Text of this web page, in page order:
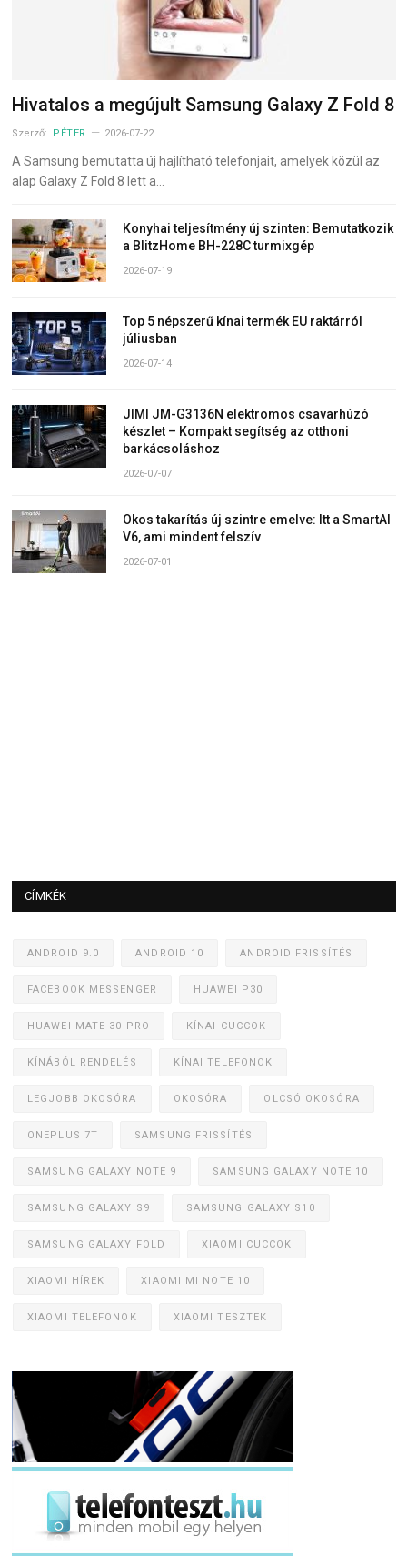
Hivatalos a megújult Samsung Galaxy Z Fold 8
Szerző: PÉTER 2026-07-22
A Samsung bemutatta új hajlítható telefonjait, amelyek közül az
alap Galaxy Z Fold 8 lett a…
Konyhai teljesítmény új szinten: Bemutatkozik
a BlitzHome BH-228C turmixgép
2026-07-19
Top 5 népszerű kínai termék EU raktárról
júliusban
2026-07-14
JIMI JM-G3136N elektromos csavarhúzó
készlet – Kompakt segítség az otthoni
barkácsoláshoz
2026-07-07
Okos takarítás új szintre emelve: Itt a SmartAI
V6, ami mindent felszív
2026-07-01
CÍMKÉK
ANDROID 9.0 ANDROID 10 ANDROID FRISSÍTÉS
FACEBOOK MESSENGER HUAWEI P30
HUAWEI MATE 30 PRO KÍNAI CUCCOK
KÍNÁBÓL RENDELÉS KÍNAI TELEFONOK
LEGJOBB OKOSÓRA OKOSÓRA OLCSÓ OKOSÓRA
ONEPLUS 7T SAMSUNG FRISSÍTÉS
SAMSUNG GALAXY NOTE 9 SAMSUNG GALAXY NOTE 10
SAMSUNG GALAXY S9 SAMSUNG GALAXY S10
SAMSUNG GALAXY FOLD XIAOMI CUCCOK
XIAOMI HÍREK XIAOMI MI NOTE 10
XIAOMI TELEFONOK XIAOMI TESZTEK